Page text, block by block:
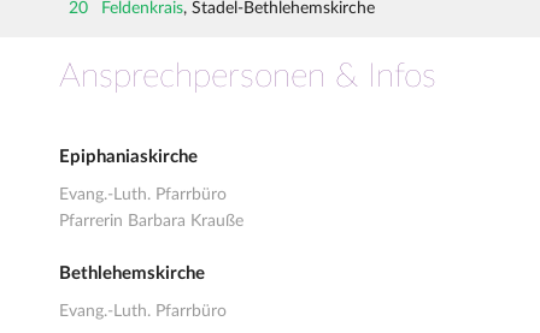
20
Feldenkrais, Stadel-Bethlehemskirche
Ansprechpersonen & Infos
Epiphaniaskirche
Evang.-Luth. Pfarrbüro
Pfarrerin Barbara Krauße
Bethlehemskirche
Evang.-Luth. Pfarrbüro